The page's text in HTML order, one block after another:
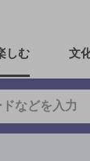
しむ 文